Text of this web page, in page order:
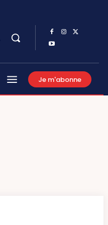
Je m'abonne